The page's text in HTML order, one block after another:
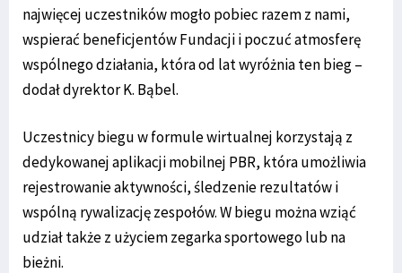
najwięcej uczestników mogło pobiec razem z nami,
wspierać beneficjentów Fundacji i poczuć atmosferę
wspólnego działania, która od lat wyróżnia ten bieg –
dodał dyrektor K. Bąbel.
Uczestnicy biegu w formule wirtualnej korzystają z
dedykowanej aplikacji mobilnej PBR, która umożliwia
rejestrowanie aktywności, śledzenie rezultatów i
wspólną rywalizację zespołów. W biegu można wziąć
udział także z użyciem zegarka sportowego lub na
bieżni.